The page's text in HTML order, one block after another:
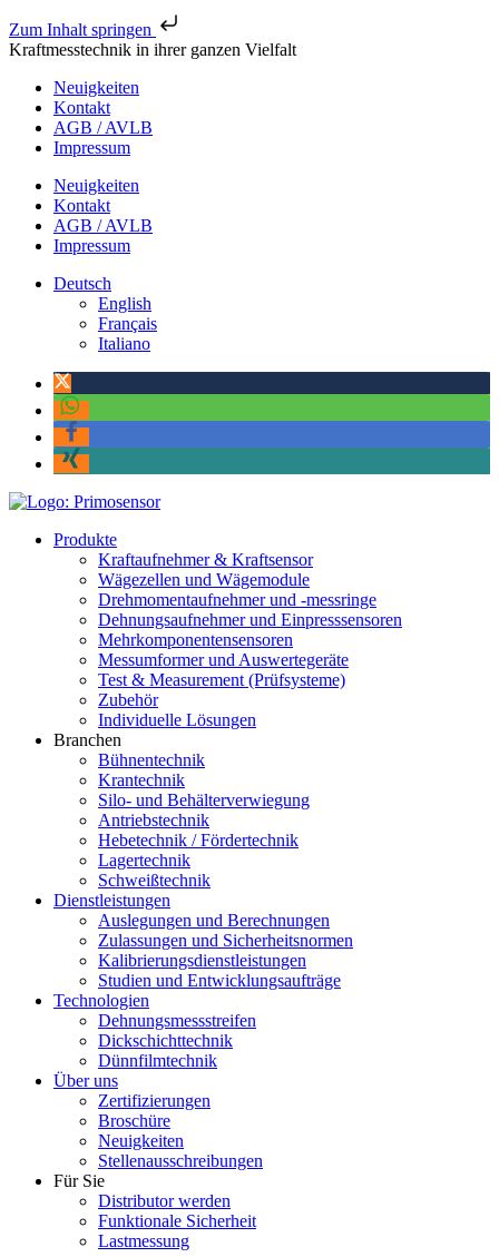
Zum Inhalt springen
Kraftmesstechnik in ihrer ganzen Vielfalt
Neuigkeiten
Kontakt
AGB / AVLB
Impressum
Neuigkeiten
Kontakt
AGB / AVLB
Impressum
Deutsch
English
Français
Italiano
Produkte
Kraftaufnehmer & Kraftsensor
Wägezellen und Wägemodule
Drehmomentaufnehmer und -messringe
Dehnungsaufnehmer und Einpresssensoren
Mehrkomponentensensoren
Messumformer und Auswertegeräte
Test & Measurement (Prüfsysteme)
Zubehör
Individuelle Lösungen
Branchen
Bühnentechnik
Krantechnik
Silo- und Behälterverwiegung
Antriebstechnik
Hebetechnik / Fördertechnik
Lagertechnik
Schweißtechnik
Dienstleistungen
Auslegungen und Berechnungen
Zulassungen und Sicherheitsnormen
Kalibrierungsdienstleistungen
Studien und Entwicklungsaufträge
Technologien
Dehnungsmessstreifen
Dickschichttechnik
Dünnfilmtechnik
Über uns
Zertifizierungen
Broschüre
Neuigkeiten
Stellenausschreibungen
Für Sie
Distributor werden
Funktionale Sicherheit
Lastmessung